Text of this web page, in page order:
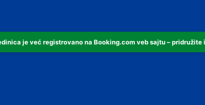
je već registrovano na Booking.com veb sajtu – pridružite